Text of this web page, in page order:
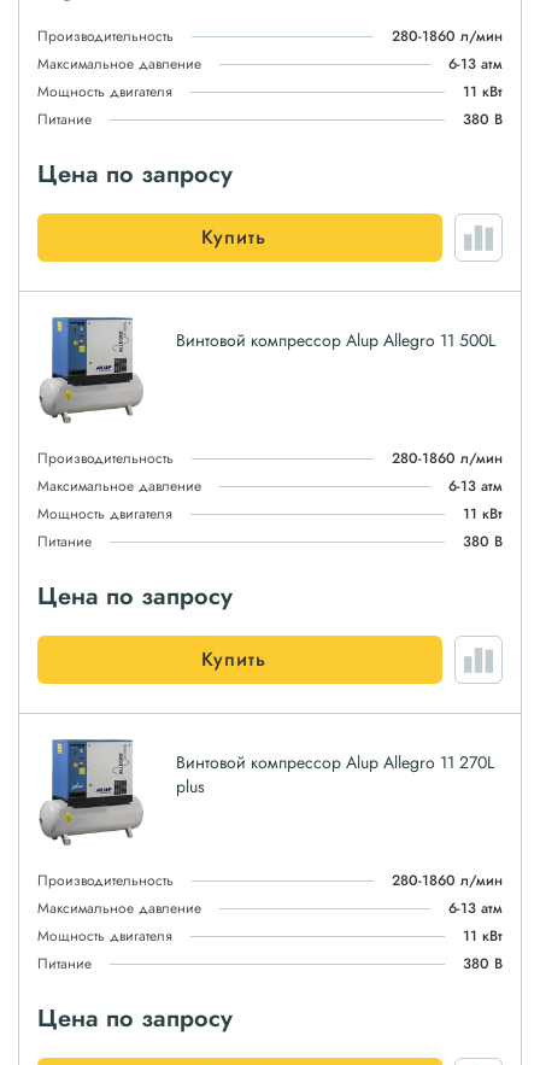
Производительность
280-1860 л/мин
Максимальное давление
6-13 атм
Мощность двигателя
11 кВт
Питание
380 В
Цена по запросу
Купить
Винтовой компрессор Alup Allegro 11 500L
Производительность
280-1860 л/мин
Максимальное давление
6-13 атм
Мощность двигателя
11 кВт
Питание
380 В
Цена по запросу
Купить
Винтовой компрессор Alup Allegro 11 270L
plus
Производительность
280-1860 л/мин
Максимальное давление
6-13 атм
Мощность двигателя
11 кВт
Питание
380 В
Цена по запросу